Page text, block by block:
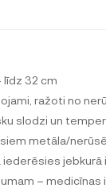
līdz 32 cm
ražoti no
slodzi un
metāla/
iederēsies jebkurā
–